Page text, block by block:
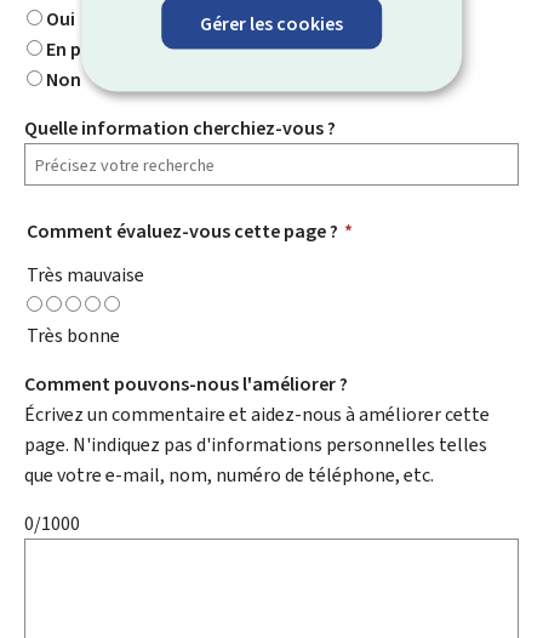
Gérer les cookies
Oui
En partie
Non
Quelle information cherchiez-vous ?
Comment évaluez-vous cette page ? *
Très mauvaise
Très bonne
Comment pouvons-nous l'améliorer ?
Écrivez un commentaire et aidez-nous à améliorer cette
page. N'indiquez pas d'informations personnelles telles
que votre e-mail, nom, numéro de téléphone, etc.
0/1000